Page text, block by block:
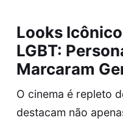
Looks
LGBT:
Marcaram
O cinema é repleto
destacam não